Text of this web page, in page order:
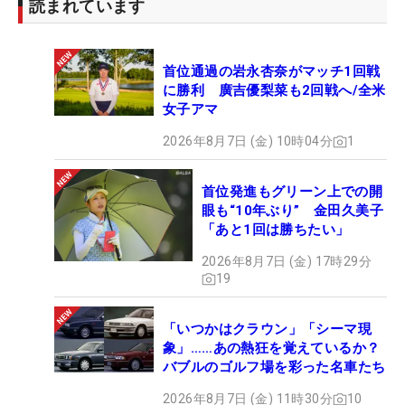
「ワンピースかな。でも海に遊びに行く機会なんて
●自分を食べ物に例えると？
「甘くてさっぱりしたフルーツ！」
●性格をひと言で？
「ザツです。几帳面なことはぜんぜんしません」
●10年後の自分は何をしている？
「30歳ですね。もちろんプロになっていて、ゴルフ
をしていて結婚もしているかな」
●ゴルフ以外で夢中になっていることは？
「愛犬と遊ぶこと。トイプードルを2匹飼っていま
読まれています
首位通過の岩永杏奈がマッチ1回戦
に勝利 廣吉優梨菜も2回戦へ/全米
女子アマ
2026年8月7日 (金) 10時04分 1
首位発進もグリーン上での開
眼も“10年ぶり” 金田久美子
「あと1回は勝ちたい」
2026年8月7日 (金) 17時29分
19
「いつかはクラウン」「シーマ現
象」……あの熱狂を覚えているか？
バブルのゴルフ場を彩った名車たち
2026年8月7日 (金) 11時30分 10